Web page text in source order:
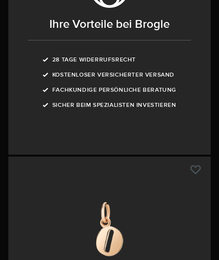
Ihre Vorteile bei Brogle
28 TAGE WIDERRUFSRECHT
KOSTENLOSER VERSICHERTER VERSAND
FACHKUNDIGE PERSÖNLICHE BERATUNG
SICHER BEIM SPEZIALISTEN INVESTIEREN